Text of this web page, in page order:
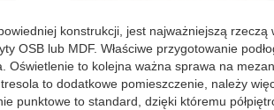
konstrukcji, jest najważniejszą
OSB lub MDF. Właściwe przygotowanie
Oświetlenie to kolejna ważna sprawa na
to dodatkowe pomieszczenie, należy
punktowe to standard, dzięki któremu